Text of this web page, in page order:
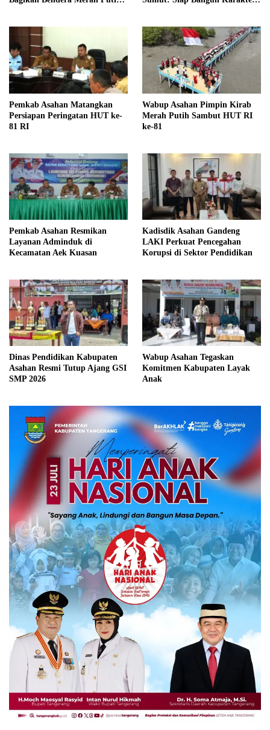
Pemkab Asahan Matangkan
Persiapan Peringatan HUT ke-
81 RI
Wabup Asahan Pimpin Kirab
Merah Putih Sambut HUT RI
ke-81
Pemkab Asahan Resmikan
Layanan Adminduk di
Kecamatan Aek Kuasan
Kadisdik Asahan Gandeng
LAKI Perkuat Pencegahan
Korupsi di Sektor Pendidikan
Dinas Pendidikan Kabupaten
Asahan Resmi Tutup Ajang GSI
SMP 2026
Wabup Asahan Tegaskan
Komitmen Kabupaten Layak
Anak